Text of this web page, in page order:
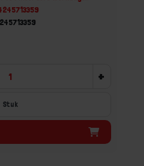
+
Stuk